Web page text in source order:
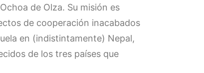
de Olza. Su misión es
de cooperación inacabados
en (indistintamente) Nepal,
de los tres países que